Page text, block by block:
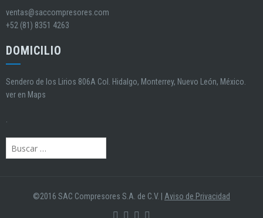
ventas@saccompresores.com
+52 (81) 8351 4263
DOMICILIO
Sendero de los Lirios 806A Col. Hidalgo, Monterrey, Nuevo León, México.
ver en Maps
©2016 SAC Compresores S.A. de C.V. | Aviso de Privacidad